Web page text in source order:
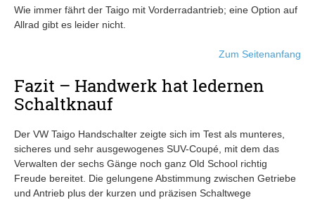
Wie immer fährt der Taigo mit Vorderradantrieb; eine Option auf
Allrad gibt es leider nicht.
Zum Seitenanfang
Fazit – Handwerk hat ledernen
Schaltknauf
Der VW Taigo Handschalter zeigte sich im Test als munteres,
sicheres und sehr ausgewogenes SUV-Coupé, mit dem das
Verwalten der sechs Gänge noch ganz Old School richtig
Freude bereitet. Die gelungene Abstimmung zwischen Getriebe
und Antrieb plus der kurzen und präzisen Schaltwege